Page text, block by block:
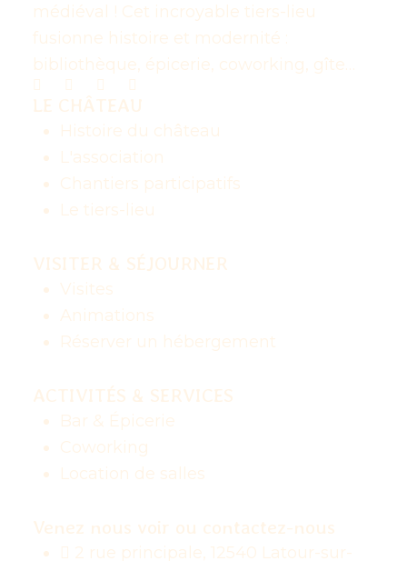
médiéval ! Cet incroyable tiers-lieu
fusionne histoire et modernité :
bibliothèque, épicerie, coworking, gîte…
LE CHÂTEAU
Histoire du château
L'association
Chantiers participatifs
Le tiers-lieu
VISITER & SÉJOURNER
Visites
Animations
Réserver un hébergement
ACTIVITÉS & SERVICES
Bar & Épicerie
Coworking
Location de salles
Venez nous voir ou contactez-nous
2 rue principale, 12540 Latour-sur-